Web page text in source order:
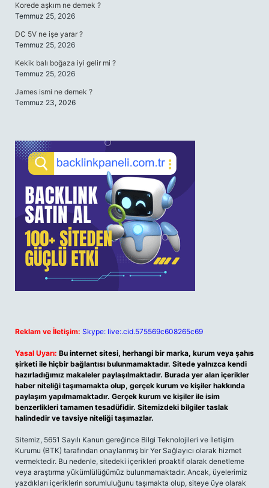
Korede aşkım ne demek ?
Temmuz 25, 2026
DC 5V ne işe yarar ?
Temmuz 25, 2026
Kekik balı boğaza iyi gelir mi ?
Temmuz 25, 2026
James ismi ne demek ?
Temmuz 23, 2026
Reklam ve İletişim: Skype: live:.cid.575569c608265c69
Yasal Uyarı: Bu internet sitesi, herhangi bir marka, kurum veya şahıs
şirketi ile hiçbir bağlantısı bulunmamaktadır. Sitede yalnızca kendi
hazırladığımız makaleler paylaşılmaktadır. Burada yer alan içerikler
haber niteliği taşımamakta olup, gerçek kurum ve kişiler hakkında
paylaşım yapılmamaktadır. Gerçek kurum ve kişiler ile isim
benzerlikleri tamamen tesadüfidir. Sitemizdeki bilgiler taslak
halindedir ve tavsiye niteliği taşımazlar.
Sitemiz, 5651 Sayılı Kanun gereğince Bilgi Teknolojileri ve İletişim
Kurumu (BTK) tarafından onaylanmış bir Yer Sağlayıcı olarak hizmet
vermektedir. Bu nedenle, sitedeki içerikleri proaktif olarak denetleme
veya araştırma yükümlülüğümüz bulunmamaktadır. Ancak, üyelerimiz
yazdıkları içeriklerin sorumluluğunu taşımakta olup, siteye üye olarak